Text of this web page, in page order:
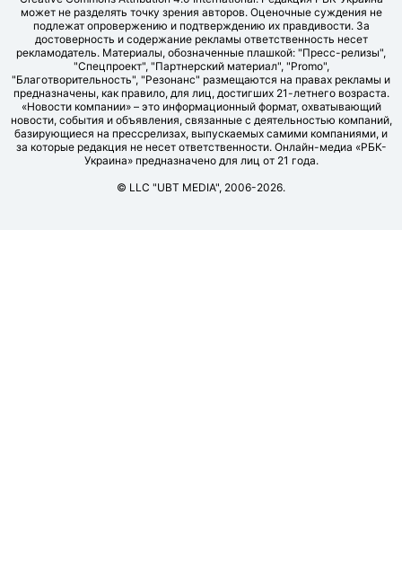
может не разделять точку зрения авторов. Оценочные суждения не
подлежат опровержению и подтверждению их правдивости. За
достоверность и содержание рекламы ответственность несет
рекламодатель. Материалы, обозначенные плашкой: "Пресс-релизы",
"Спецпроект", "Партнерский материал", "Promo",
"Благотворительность", "Резонанс" размещаются на правах рекламы и
предназначены, как правило, для лиц, достигших 21-летнего возраста.
«Новости компании» – это информационный формат, охватывающий
новости, события и объявления, связанные с деятельностью компаний,
базирующиеся на прессрелизах, выпускаемых самими компаниями, и
за которые редакция не несет ответственности. Онлайн-медиа «РБК-
Украина» предназначено для лиц от 21 года.
© LLC "UBT MEDIA", 2006-2026.